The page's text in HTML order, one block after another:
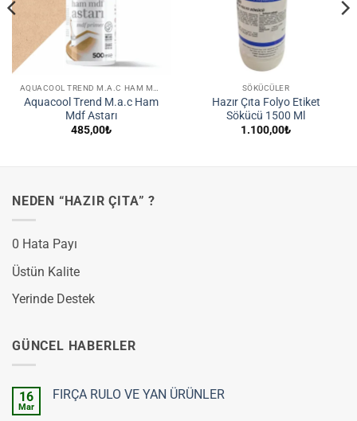
Aquacool Trend M.a.c Ham
Mdf Astarı
485,00₺
SÖKÜCÜLER
Hazır Çıta Folyo Etiket
Sökücü 1500 Ml
1.100,00₺
NEDEN “HAZIR ÇITA” ?
0 Hata Payı
Üstün Kalite
Yerinde Destek
GÜNCEL HABERLER
16
Mar
FIRÇA RULO VE YAN ÜRÜNLER